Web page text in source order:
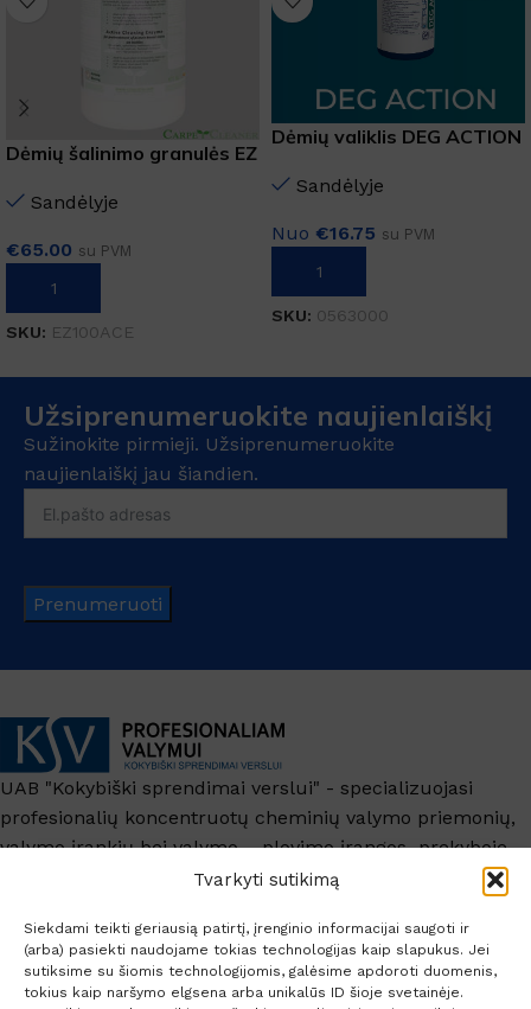
Tvarkyti sutikimą
Siekdami teikti geriausią patirtį, įrenginio informacijai saugoti ir
(arba) pasiekti naudojame tokias technologijas kaip slapukus. Jei
sutiksime su šiomis technologijomis, galėsime apdoroti duomenis,
tokius kaip naršymo elgsena arba unikalūs ID šioje svetainėje.
Dėmių šalinimo granulės EZ
Sandėlyje
€65.00 su PVM
Į KREPŠELĮ
SKU: EZ100ACE
Dėmių valiklis DEG ACTION
Sandėlyje
Nuo €16.75 su PVM
Į KREPŠELĮ
SKU: 0563000
Užsiprenumeruokite naujienlaiškį
Sužinokite pirmieji. Užsiprenumeruokite
naujienlaiškį jau šiandien.
Prenumeruoti
UAB "Kokybiški sprendimai verslui" - specializuojasi
profesionalių koncentruotų cheminių valymo priemonių,
valymo įrankių bei valymo – plovimo įrangos prekyboje.
Naudinga
Paskyra